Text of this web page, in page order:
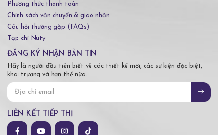
Phương thức thanh toán
Chính sách vận chuyển & giao nhận
Câu hỏi thường gặp (FAQs)
Tạp chí Nuty
ĐĂNG KÝ NHẬN BẢN TIN
Hãy là người đầu tiên biết về các thiết kế mới, các sự kiện đặc biệt,
khai trương và hơn thế nữa.
LIÊN KẾT TIẾP THỊ